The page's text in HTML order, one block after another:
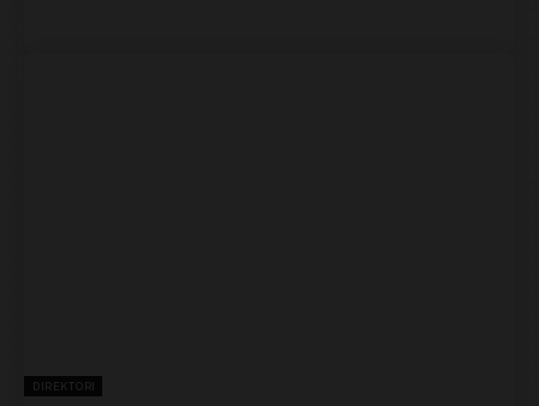
DIREKTORI